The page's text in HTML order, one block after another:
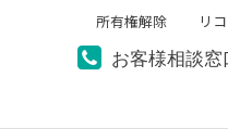
お客様相談窓
所有権解除 リ